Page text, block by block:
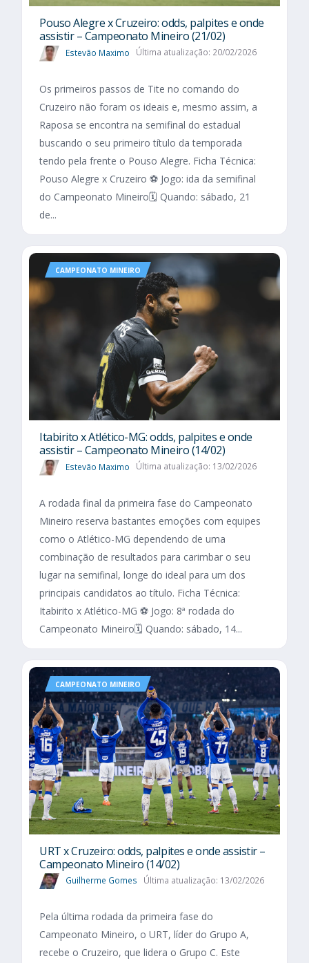
Pouso Alegre x Cruzeiro: odds, palpites e onde
assistir – Campeonato Mineiro (21/02)
Estevão Maximo Última atualização: 20/02/2026
Os primeiros passos de Tite no comando do
Cruzeiro não foram os ideais e, mesmo assim, a
Raposa se encontra na semifinal do estadual
buscando o seu primeiro título da temporada
tendo pela frente o Pouso Alegre. Ficha Técnica:
Pouso Alegre x Cruzeiro ⚽ Jogo: ida da semifinal
do Campeonato Mineiro🗓️ Quando: sábado, 21
de...
CAMPEONATO MINEIRO
Itabirito x Atlético-MG: odds, palpites e onde
assistir – Campeonato Mineiro (14/02)
Estevão Maximo Última atualização: 13/02/2026
A rodada final da primeira fase do Campeonato
Mineiro reserva bastantes emoções com equipes
como o Atlético-MG dependendo de uma
combinação de resultados para carimbar o seu
lugar na semifinal, longe do ideal para um dos
principais candidatos ao título. Ficha Técnica:
Itabirito x Atlético-MG ⚽ Jogo: 8ª rodada do
Campeonato Mineiro🗓️ Quando: sábado, 14...
CAMPEONATO MINEIRO
URT x Cruzeiro: odds, palpites e onde assistir –
Campeonato Mineiro (14/02)
Guilherme Gomes Última atualização: 13/02/2026
Pela última rodada da primeira fase do
Campeonato Mineiro, o URT, líder do Grupo A,
recebe o Cruzeiro, que lidera o Grupo C. Este